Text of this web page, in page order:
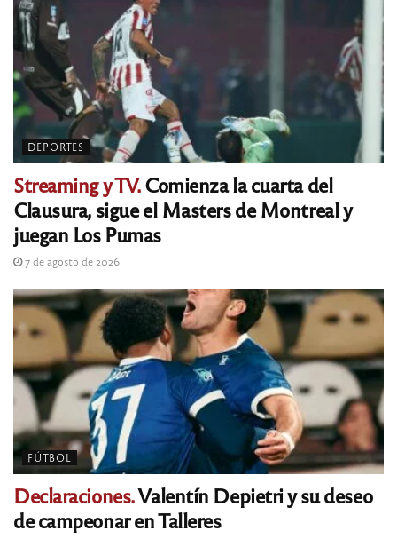
DEPORTES
Streaming y TV.Comienza la cuarta del
Clausura, sigue el Masters de Montreal y
juegan Los Pumas
7 de agosto de 2026
FÚTBOL
Declaraciones.Valentín Depietri y su deseo
de campeonar en Talleres